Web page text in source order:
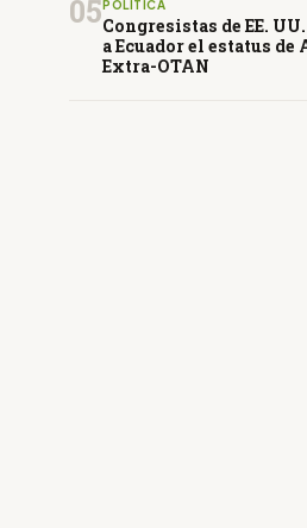
05 POLÍTICA
Congresistas de EE.
a Ecuador el estatus
Extra-OTAN